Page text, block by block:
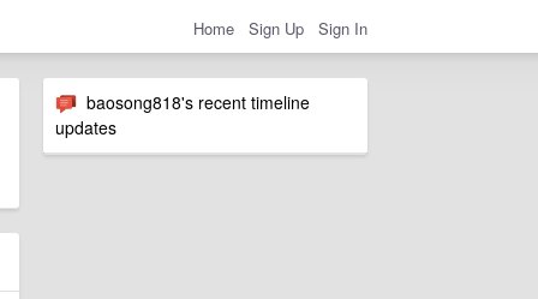
Home Sign Up Sign In
baosong818's recent timeline
updates